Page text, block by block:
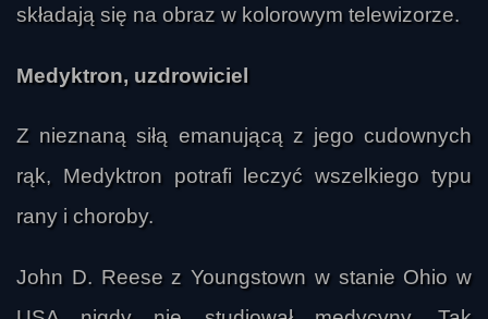
składają się na obraz w kolorowym telewizorze.
Medyktron, uzdrowiciel
Z nieznaną siłą emanującą z jego cudownych
rąk, Medyktron potrafi leczyć wszelkiego typu
rany i choroby.
John D. Reese z Youngstown w stanie Ohio w
klaru$$